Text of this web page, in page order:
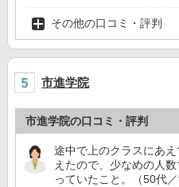
その他の口コミ・評判
市進学院
市進学院の口コミ・評判
途中で上のクラスにあ
えたので、少なめの人
っていたこと。（50代／